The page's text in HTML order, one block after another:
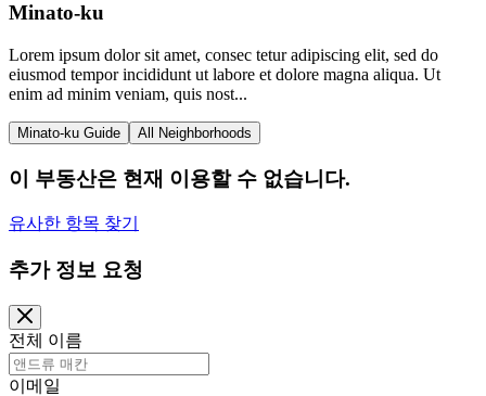
Minato-ku
Lorem ipsum dolor sit amet, consec tetur adipiscing elit, sed do
eiusmod tempor incididunt ut labore et dolore magna aliqua. Ut
enim ad minim veniam, quis nost...
Minato-ku Guide All Neighborhoods
이 부동산은 현재 이용할 수 없습니다.
유사한 항목 찾기
추가 정보 요청
전체 이름
이메일